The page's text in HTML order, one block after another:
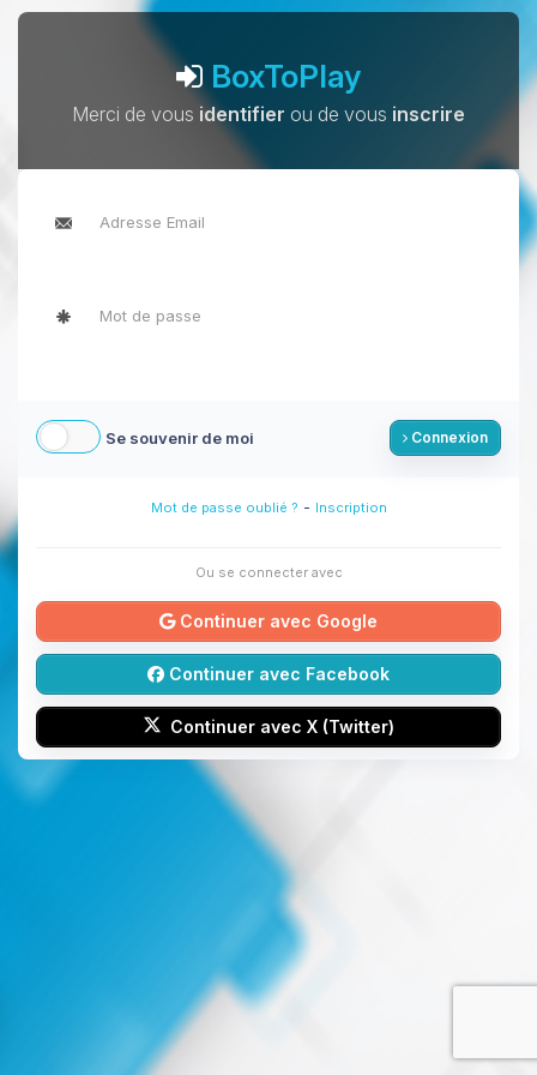
BoxToPlay
Merci de vous identifier ou de vous inscrire
Se souvenir de moi Connexion
Mot de passe oublié ? - Inscription
Ou se connecter avec
Continuer avec Google
Continuer avec Facebook
Continuer avec X (Twitter)